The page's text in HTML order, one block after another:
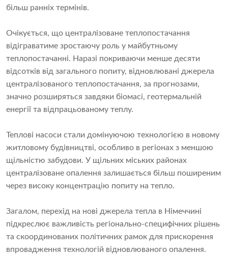
більш ранніх термінів.
Очікується, що централізоване теплопостачання
відіграватиме зростаючу роль у майбутньому
теплопостачанні. Наразі покриваючи менше десяти
відсотків від загального попиту, відновлювані джерела
централізованого теплопостачання, за прогнозами,
значно розширяться завдяки біомасі, геотермальній
енергії та відпрацьованому теплу.
Теплові насоси стали домінуючою технологією в новому
житловому будівництві, особливо в регіонах з меншою
щільністю забудови. У щільних міських районах
централізоване опалення залишається більш поширеним
через високу концентрацію попиту на тепло.
Загалом, перехід на нові джерела тепла в Німеччині
підкреслює важливість регіонально-специфічних рішень
та скоординованих політичних рамок для прискорення
впровадження технологій відновлюваного опалення.